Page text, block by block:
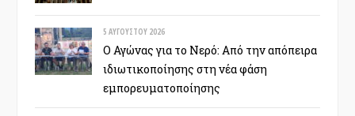
5 ΑΥΓΟΎΣΤΟΥ 2026
Ο Αγώνας για το Νερό: Από την απόπειρα
ιδιωτικοποίησης στη νέα φάση
εμπορευματοποίησης